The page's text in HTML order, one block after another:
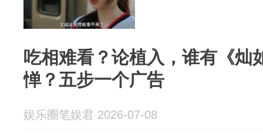
吃相难看？论植入，谁有《灿
惮？五步一个广告
娱乐圈笔娱君 2026-07-08